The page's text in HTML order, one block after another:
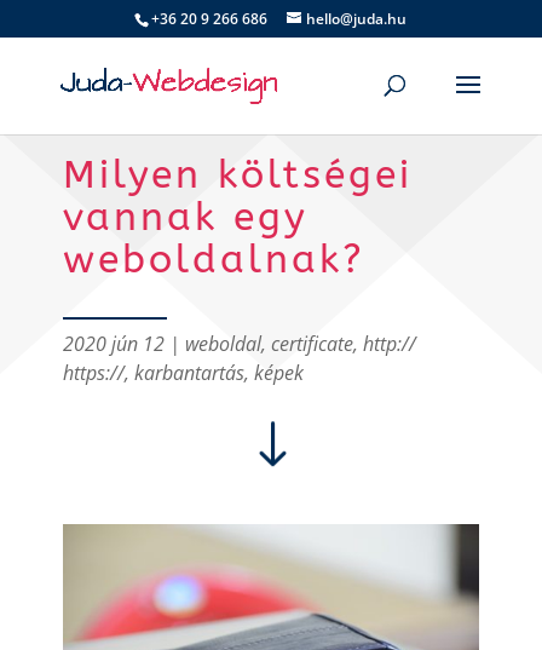
+36 20 9 266 686 hello@juda.hu
Milyen költségei
vannak egy
weboldalnak?
2020 jún 12| weboldal, certificate, http://
https://, karbantartás, képek
"